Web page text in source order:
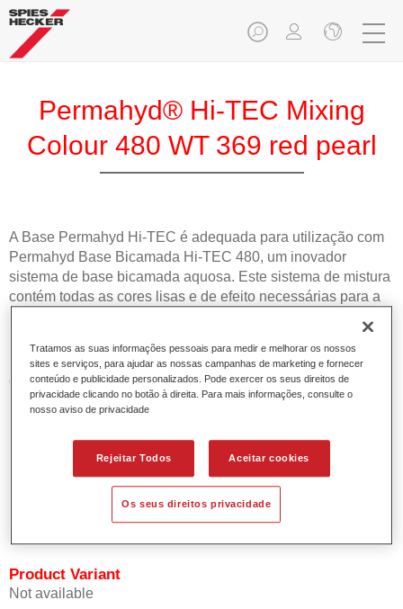
Permahyd® Hi-TEC Mixing
Colour 480 WT 369 red pearl
A Base Permahyd Hi-TEC é adequada para utilização com
Permahyd Base Bicamada Hi-TEC 480, um inovador
sistema de base bicamada aquosa. Este sistema de mistura
contém todas as cores lisas e de efeito necessárias para a
Características do produto
Simples e rápido de aplicar.
orientação de efeito.
Promove tempos de processo curtos.
Permite um disfarce fácil e fiável.
Proporciona uma óptima cobertura.
Utilizada na repintura de cores de efeito especial OEM.
Product Variant
Not available
Tratamos as suas informações pessoais para medir e melhorar os nossos
sites e serviços, para ajudar as nossas campanhas de marketing e fornecer
conteúdo e publicidade personalizados. Pode exercer os seus direitos de
privacidade clicando no botão à direita. Para mais informações, consulte o
nosso aviso de privacidade
Rejeitar Todos Aceitar cookies
Os seus direitos privacidade